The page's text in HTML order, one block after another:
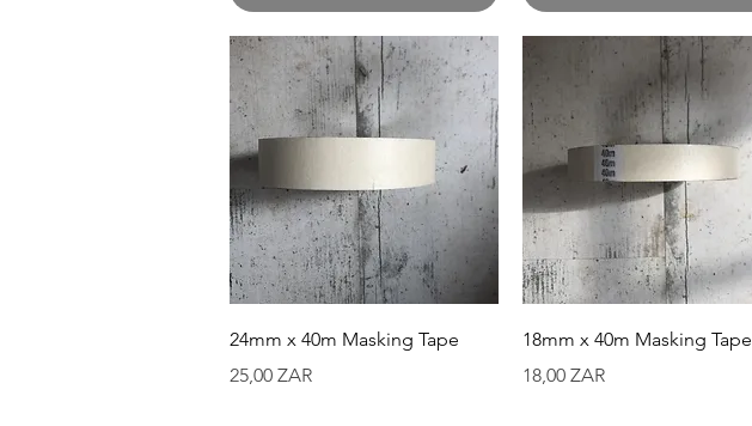
Vista rápida
24mm x 40m Masking Tape
Precio
25,00 ZAR
Vista rápida
18mm x 40m Masking Tape
Precio
18,00 ZAR